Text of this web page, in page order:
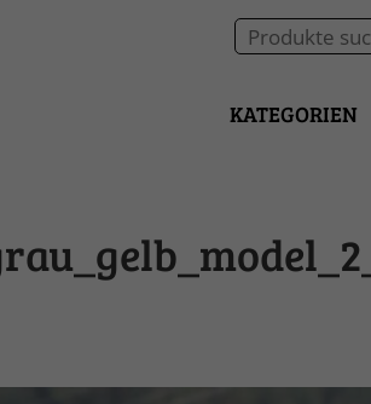
KATEGORIEN